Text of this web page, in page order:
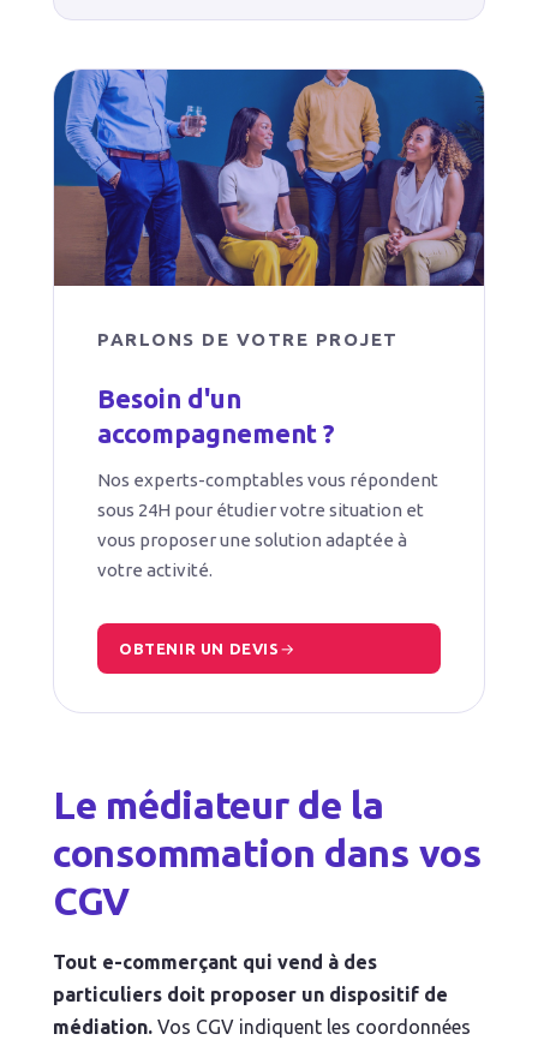
PARLONS DE VOTRE PROJET
Besoin d'un
accompagnement ?
Nos experts-comptables vous répondent
sous 24H pour étudier votre situation et
vous proposer une solution adaptée à
votre activité.
OBTENIR UN DEVIS
Le médiateur de la
consommation dans vos
CGV
Tout e-commerçant qui vend à des
particuliers doit proposer un dispositif de
médiation. Vos CGV indiquent les coordonnées